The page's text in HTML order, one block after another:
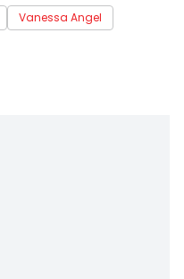
Vanessa Angel